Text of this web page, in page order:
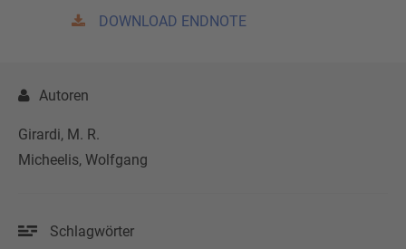
DOWNLOAD ENDNOTE
Autoren
Girardi, M. R.
Micheelis, Wolfgang
Schlagwörter